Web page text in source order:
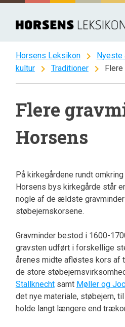
Spring
indhold
Horsens Leksikon chevron_right Nyeste
kultur
chevron_right Traditioner chevron_right
Flere
Horsens
På kirkegårdene rundt
Horsens bys kirkegårde står
nogle af de ældste
støbejernskorsene.
Gravminder bestod i 1600-
gravsten udført i forskellige
årenes midte afløstes kors af
de store
Stallknechtsamt Møller og
det nye materiale, støbejern,
holde langt længere end